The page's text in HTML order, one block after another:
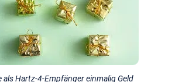
als Hartz-4-Empfänger einmalig Geld